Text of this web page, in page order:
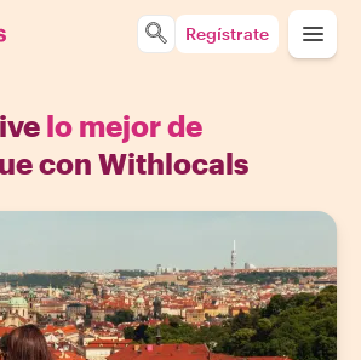
Regístrate
lo mejor de
con Withlocals